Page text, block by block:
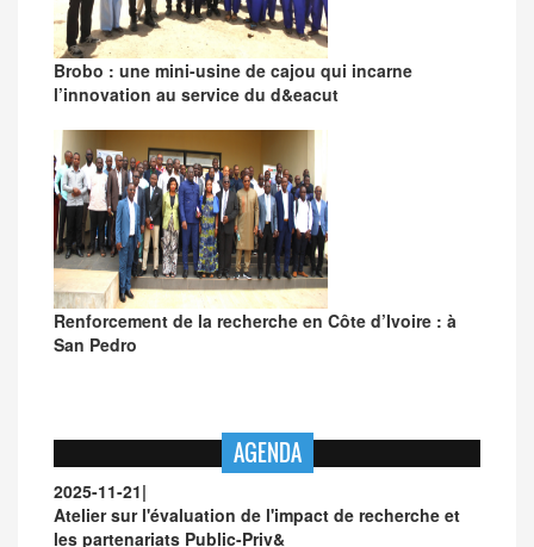
Brobo : une mini-usine de cajou qui incarne
l’innovation au service du d&eacut
Renforcement de la recherche en Côte d’Ivoire : à
San Pedro
AGENDA
2025-11-21|
Atelier sur l'évaluation de l'impact de recherche et
les partenariats Public-Priv&